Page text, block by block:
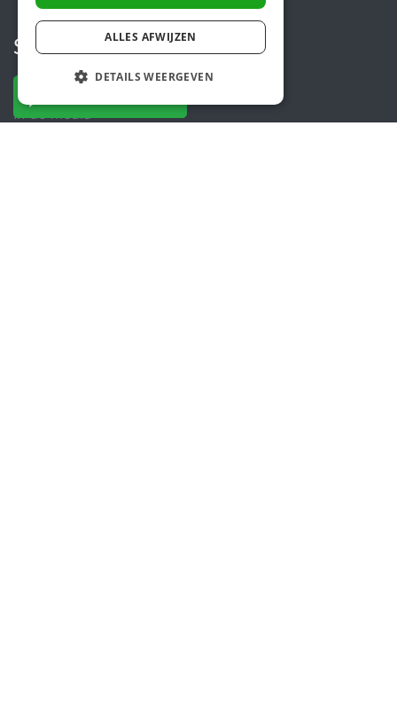
Steunactie
Over ons
In de media
ALLES AFWIJZEN
DETAILS WEERGEVEN